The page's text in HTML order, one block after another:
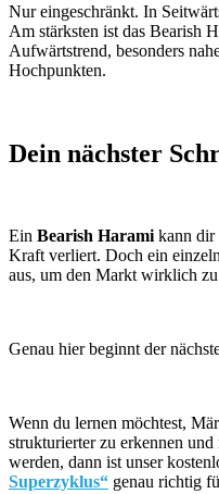
Nur eingeschränkt. In
Am stärksten ist das Bearish
Aufwärtstrend, besonders
Hochpunkten.
Dein nächster
Ein Bearish Haramikann dir
Kraft verliert. Doch ein
aus, um den Markt wirklich zu
Genau hier beginnt der
Wenn du lernen möchtest,
strukturierter zu erkennen
werden, dann ist unser
Superzyklus“ genau richtig